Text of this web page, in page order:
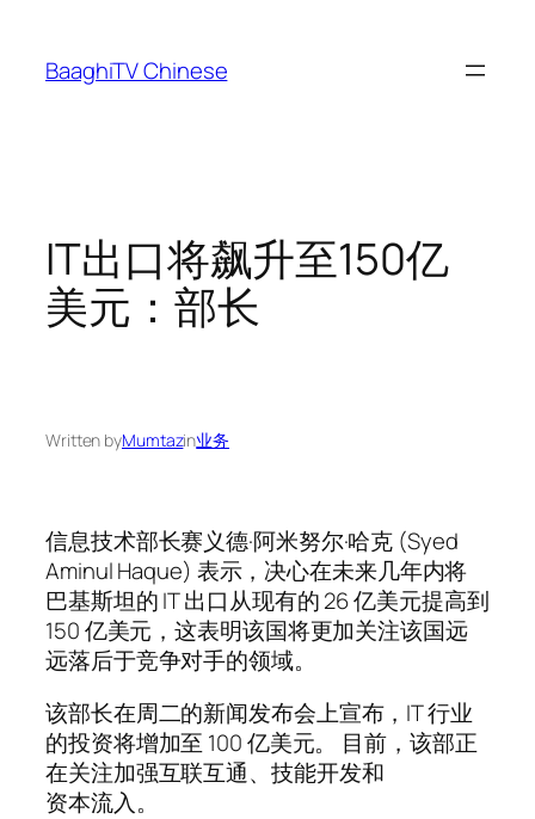
content
BaaghiTV Chinese
IT出口将飙升至150亿
美元：部长
Written byMumtazin业务
信息技术部长赛义德·阿米努尔·哈克 (Syed
Aminul Haque) 表示，决心在未来几年内将
巴基斯坦的 IT 出口从现有的 26 亿美元提高到
150 亿美元，这表明该国将更加关注该国远
远落后于竞争对手的领域。
该部长在周二的新闻发布会上宣布，IT 行业
的投资将增加至 100 亿美元。 目前，该部正
在关注加强互联互通、技能开发和
资本流入。